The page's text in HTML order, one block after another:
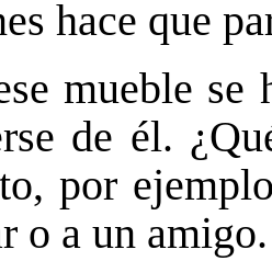
hace que
mueble
de él.
por
o a un amigo.